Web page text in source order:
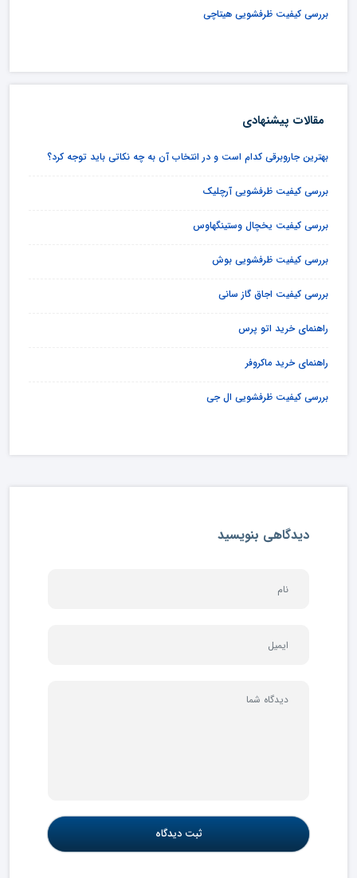
بررسی کیفیت ظرفشویی هیتاچی
مقالات پیشنهادی
بهترین جاروبرقی کدام است و در انتخاب آن به چه نکاتی باید توجه کرد؟
بررسی کیفیت ظرفشویی آرچلیک
بررسی کیفیت یخچال وستینگهاوس
بررسی کیفیت ظرفشویی بوش
بررسی کیفیت اجاق گاز سانی
راهنمای خرید اتو پرس
راهنمای خرید ماکروفر
بررسی کیفیت ظرفشویی ال جی
دیدگاهی بنویسید